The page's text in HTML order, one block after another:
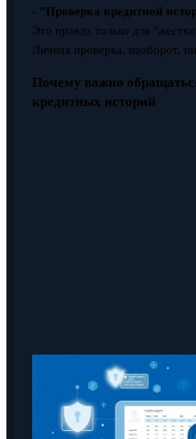
- "Проверка кредитной
Это правда только для
Личная проверка, наоборот,
Почему важно
кредитных историй